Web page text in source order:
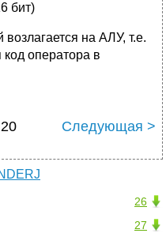
бит)
на АЛУ, т.е.
оператора в
Следующая >
26
27